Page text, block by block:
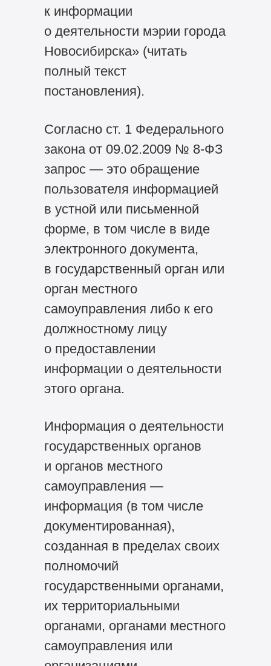
к информации
о деятельности мэрии города
Новосибирска» (читать
полный текст
постановления).
Согласно ст. 1 Федерального
закона от 09.02.2009 № 8-ФЗ
запрос — это обращение
пользователя информацией
в устной или письменной
форме, в том числе в виде
электронного документа,
в государственный орган или
орган местного
самоуправления либо к его
должностному лицу
о предоставлении
информации о деятельности
этого органа.
Информация о деятельности
государственных органов
и органов местного
самоуправления —
информация (в том числе
документированная),
созданная в пределах своих
полномочий
государственными органами,
их территориальными
органами, органами местного
самоуправления или